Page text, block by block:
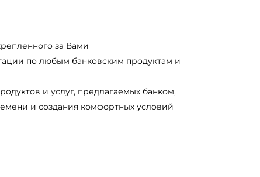
за Вами
по любым банковским продуктам и
и услуг, предлагаемых банком,
и создания комфортных условий